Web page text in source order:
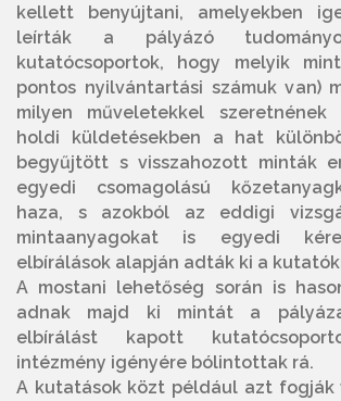
kellett benyújtani, amelyekben
leírták a pályázó
kutatócsoportok, hogy melyik
pontos nyilvántartási számuk van)
milyen műveletekkel szeretnének
holdi küldetésekben a hat
begyűjtött s visszahozott minták
egyedi csomagolású
haza, s azokból az eddigi
mintaanyagokat is egyedi
elbírálások alapján adták ki a
A mostani lehetőség során is
adnak majd ki mintát a
elbírálást kapott
intézmény igényére bólintottak rá.
A kutatások közt például azt fogják